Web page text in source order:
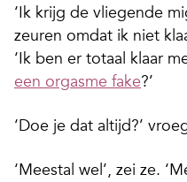
‘Ik krijg de vliegende
zeuren omdat ik niet
‘Ik ben er totaal klaar
een orgasme fake?’
‘Doe je dat altijd?’
‘Meestal wel’, zei ze.